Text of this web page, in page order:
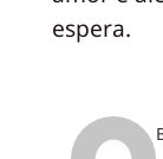
espera.